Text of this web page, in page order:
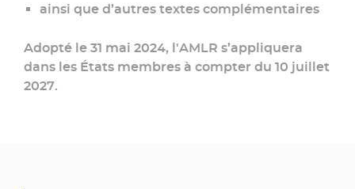
ainsi que d’autres textes complémentaires
Adopté le 31 mai 2024, l'AMLR s’appliquera
dans les États membres à compter du 10 juillet
2027.